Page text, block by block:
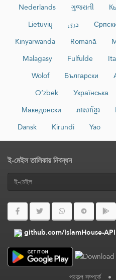
Nederlands
ગુજરાતી
Lietuvių
دری
Kinyarwanda
Română
Malagasy
Fulfulde
Wolof
Български
O‘zbek
Українська
Македонски
ភាសាខ្មែរ
Dansk
Kirundi Yao
ই-মেইল তালিকায় নিবন্ধন
github.com/IslamHouse-API
প্রকল্প সম্পর্কে •